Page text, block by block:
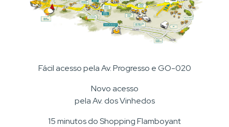
Fácil acesso pela Av. Progresso e GO-020
Novo acesso
pela Av. dos Vinhedos
15 minutos do Shopping Flamboyant